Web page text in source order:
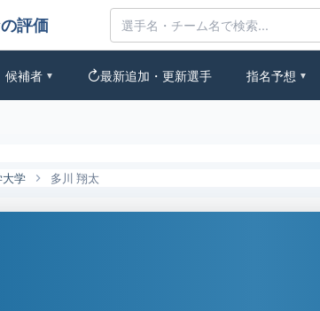
なの評価
候補者 ▼ 最新追加・更新選手 指名予想 ▼
大学 多川 翔太